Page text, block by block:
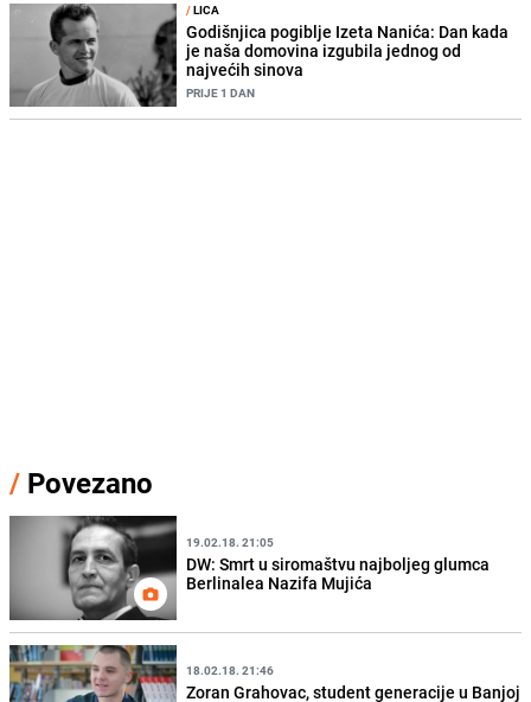
/LICA
Godišnjica pogiblje Izeta Nanića: Dan kada
je naša domovina izgubila jednog od
najvećih sinova
PRIJE 1 DAN
/ Povezano
19.02.18. 21:05
DW: Smrt u siromaštvu najboljeg glumca
Berlinalea Nazifa Mujića
18.02.18. 21:46
Zoran Grahovac, student generacije u Banjoj